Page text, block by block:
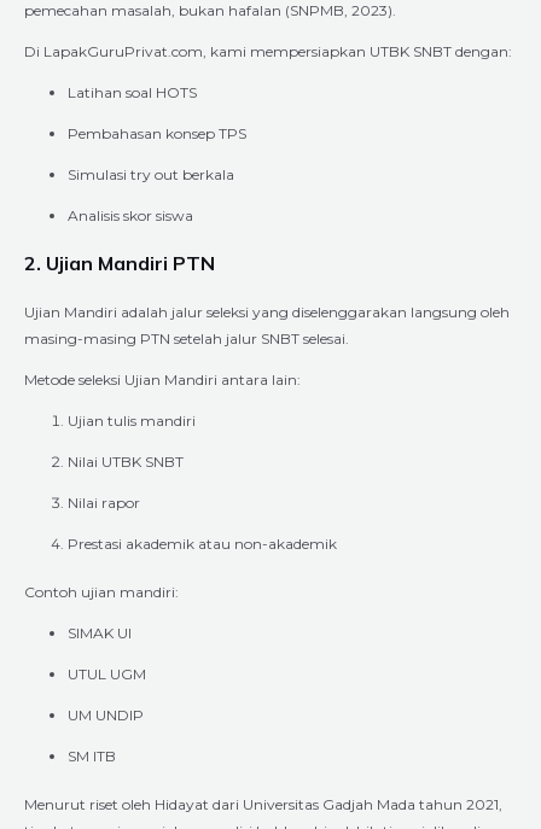
pemecahan masalah, bukan hafalan (SNPMB, 2023).
Di LapakGuruPrivat.com, kami mempersiapkan UTBK SNBT dengan:
Latihan soal HOTS
Pembahasan konsep TPS
Simulasi try out berkala
Analisis skor siswa
2. Ujian Mandiri PTN
Ujian Mandiri adalah jalur seleksi yang diselenggarakan langsung oleh
masing-masing PTN setelah jalur SNBT selesai.
Metode seleksi Ujian Mandiri antara lain:
Ujian tulis mandiri
Nilai UTBK SNBT
Nilai rapor
Prestasi akademik atau non-akademik
Contoh ujian mandiri:
SIMAK UI
UTUL UGM
UM UNDIP
SM ITB
Menurut riset oleh Hidayat dari Universitas Gadjah Mada tahun 2021,